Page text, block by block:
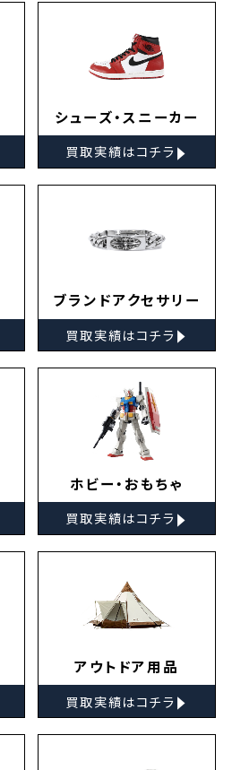
シューズ・スニーカー
買取実績はコチラ ▸
ブランドアクセサリー
買取実績はコチラ ▸
ホビー・おもちゃ
買取実績はコチラ ▸
アウトドア用品
買取実績はコチラ ▸